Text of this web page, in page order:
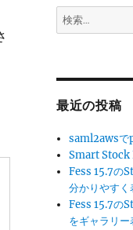
検
索:
最近の投稿
saml2awsで
Smart Stock
Fess 15.7の
分かりやすく
Fess 15.7の
をギャラリー